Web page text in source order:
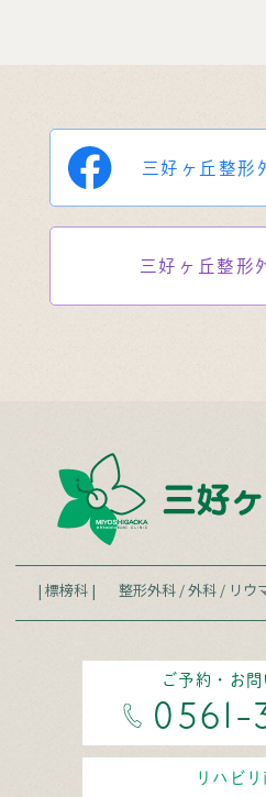
三好ヶ丘整形
三好ヶ丘整形
| 標榜科 | 整形外科/外科/ リウ
ご予約・お
0561-
リハビリ